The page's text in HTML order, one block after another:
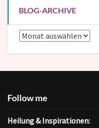
BLOG-ARCHIVE
Blog-
Follow me
Heilung & Inspirationen: